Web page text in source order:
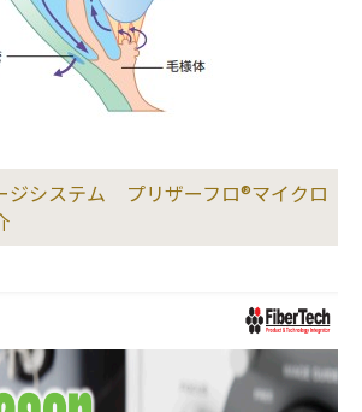
ジシステム プリザーフロ®マイクロ